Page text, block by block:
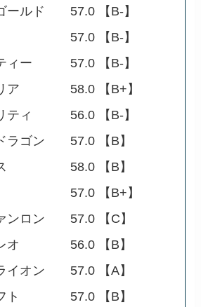
ールド 57.0 【B-】
ス 57.0 【B-】
ティー 57.0 【B-】
リア 58.0 【B+】
リティ 56.0 【B-】
ラゴン 57.0 【B】
ス 58.0 【B】
ア 57.0 【B+】
ンロン 57.0 【C】
レオ 56.0 【B】
イオン 57.0 【A】
フト 57.0 【B】